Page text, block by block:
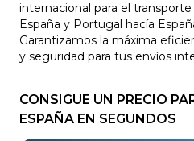
internacional para el
España y Portugal hacía
Garantizamos la máxima
y seguridad para tus envíos
CONSIGUE UN PRECIO
ESPAÑA EN SEGUNDOS